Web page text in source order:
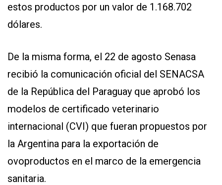
estos productos por un valor de 1.168.702
dólares.
De la misma forma, el 22 de agosto Senasa
recibió la comunicación oficial del SENACSA
de la República del Paraguay que aprobó los
modelos de certificado veterinario
internacional (CVI) que fueran propuestos por
la Argentina para la exportación de
ovoproductos en el marco de la emergencia
sanitaria.